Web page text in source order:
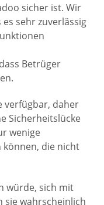
sicher ist. Wir
sehr zuverlässig
Betrüger
verfügbar, daher
Sicherheitslücke
wenige
können, die nicht
würde, sich mit
sie wahrscheinlich